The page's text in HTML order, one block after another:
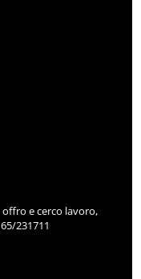
e cerco lavoro,
231711